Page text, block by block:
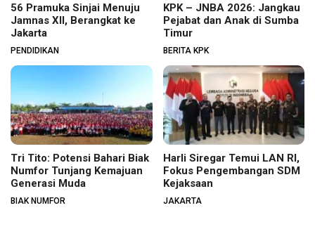
56 Pramuka Sinjai Menuju
Jamnas XII, Berangkat ke
Jakarta
PENDIDIKAN
KPK – JNBA 2026: Jangkau
Pejabat dan Anak di Sumba
Timur
BERITA KPK
Tri Tito: Potensi Bahari Biak
Numfor Tunjang Kemajuan
Generasi Muda
BIAK NUMFOR
Harli Siregar Temui LAN RI,
Fokus Pengembangan SDM
Kejaksaan
JAKARTA